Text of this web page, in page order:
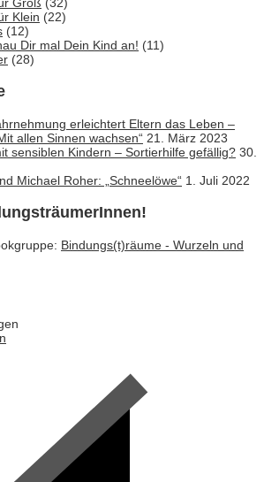
Groß (32)
Klein (22)
(12)
Dir mal Dein Kind an! (11)
(28)
erleichtert Eltern das Leben –
allen Sinnen wachsen“ 21. März 2023
sensiblen Kindern – Sortierhilfe gefällig? 30.
Michael Roher: „Schneelöwe“ 1. Juli 2022
Bindungs(t)räume - Wurzeln und